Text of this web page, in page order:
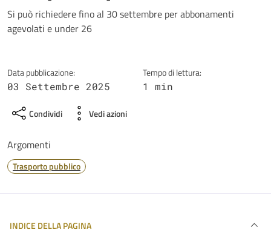
Dettagli della notizia
Si può richiedere fino al 30 settembre per abbonamenti
agevolati e under 26
Data pubblicazione:
03 Settembre 2025
Tempo di lettura:
1 min
Condividi Vedi azioni
Argomenti
Trasporto pubblico
INDICE DELLA PAGINA